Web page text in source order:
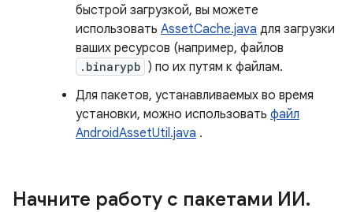
быстрой загрузкой, вы можете
использовать AssetCache.java для загрузки
ваших ресурсов (например, файлов
.binarypb ) по их путям к файлам.
Для пакетов, устанавливаемых во время
установки, можно использовать файл
AndroidAssetUtil.java .
Начните работу с пакетами ИИ.